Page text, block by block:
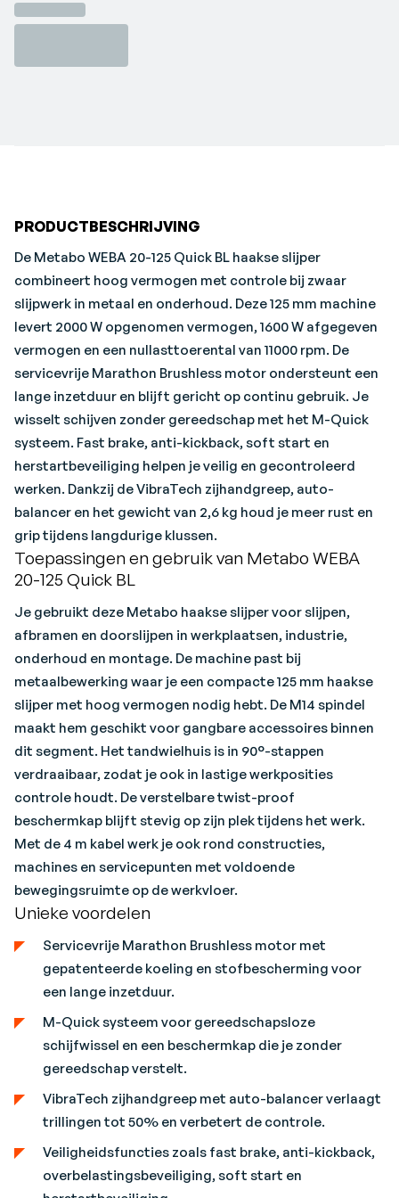
TC Electronics en een tandwielhuis dat je in 90°-
verschillende posities.
professionele tools, kennis en praktische oplossingen op
PRODUCTBESCHRIJVING
De Metabo WEBA 20-125 Quick BL haakse slijper
combineert hoog vermogen met controle bij zwaar
slijpwerk in metaal en onderhoud. Deze 125 mm machine
levert 2000 W opgenomen vermogen, 1600 W afgegeven
vermogen en een nullasttoerental van 11000 rpm. De
servicevrije Marathon Brushless motor ondersteunt een
lange inzetduur en blijft gericht op continu gebruik. Je
wisselt schijven zonder gereedschap met het M-Quick
systeem. Fast brake, anti-kickback, soft start en
herstartbeveiliging helpen je veilig en gecontroleerd
werken. Dankzij de VibraTech zijhandgreep, auto-
balancer en het gewicht van 2,6 kg houd je meer rust en
grip tijdens langdurige klussen.
Toepassingen en gebruik van Metabo WEBA
20-125 Quick BL
Je gebruikt deze Metabo haakse slijper voor slijpen,
afbramen en doorslijpen in werkplaatsen, industrie,
onderhoud en montage. De machine past bij
metaalbewerking waar je een compacte 125 mm haakse
slijper met hoog vermogen nodig hebt. De M14 spindel
maakt hem geschikt voor gangbare accessoires binnen
dit segment. Het tandwielhuis is in 90°-stappen
verdraaibaar, zodat je ook in lastige werkposities
controle houdt. De verstelbare twist-proof
beschermkap blijft stevig op zijn plek tijdens het werk.
Met de 4 m kabel werk je ook rond constructies,
machines en servicepunten met voldoende
bewegingsruimte op de werkvloer.
Unieke voordelen
Servicevrije Marathon Brushless motor met
gepatenteerde koeling en stofbescherming voor
een lange inzetduur.
M-Quick systeem voor gereedschapsloze
schijfwissel en een beschermkap die je zonder
gereedschap verstelt.
VibraTech zijhandgreep met auto-balancer verlaagt
trillingen tot 50% en verbetert de controle.
Veiligheidsfuncties zoals fast brake, anti-kickback,
overbelastingsbeveiliging, soft start en